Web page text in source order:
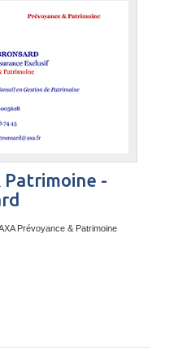
Patrimoine -
Prévoyance & Patrimoine